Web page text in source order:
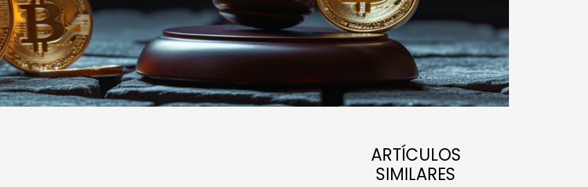
ARTÍCULOS
SIMILARES